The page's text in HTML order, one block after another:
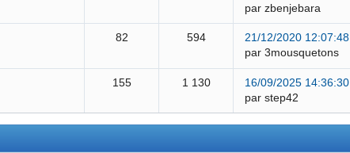
par zbenjebara
82 594
21/12/2020 12:07:48
par 3mousquetons
155 1 130
16/09/2025 14:36:30
par step42